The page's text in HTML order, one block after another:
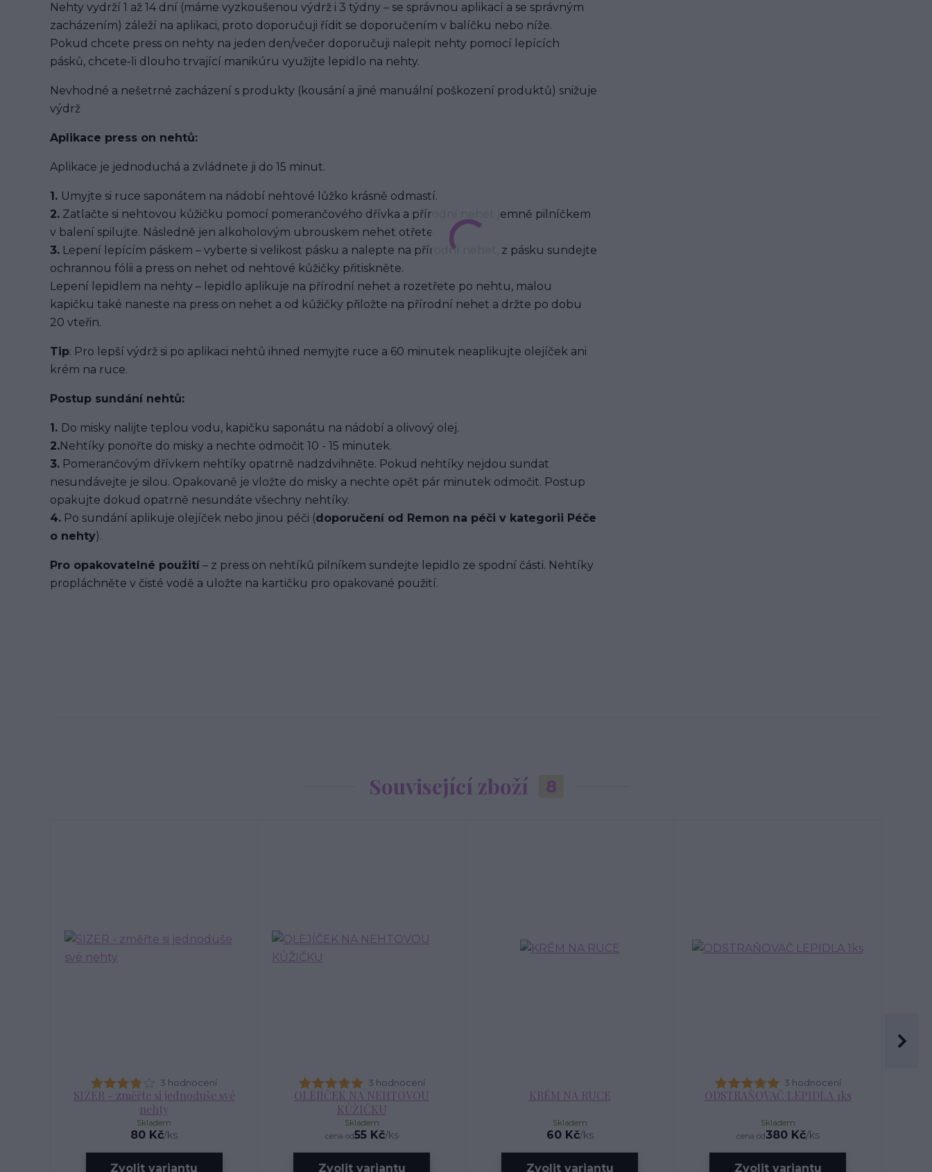
Nehty vydrží 1 až 14 dní (máme vyzkoušenou výdrž i 3 týdny – se správnou aplikací a se správným
zacházením) záleží na aplikaci, proto doporučuji řídit se doporučením v balíčku nebo níže.
Pokud chcete press on nehty na jeden den/večer doporučuji nalepit nehty pomocí lepících
pásků, chcete-li dlouho trvající manikúru využijte lepidlo na nehty.
Nevhodné a nešetrné zacházení s produkty (kousání a jiné manuální poškození produktů) snižuje
výdrž
Aplikace press on nehtů:
Aplikace je jednoduchá a zvládnete ji do 15 minut.
1. Umyjte si ruce saponátem na nádobí nehtové lůžko krásně odmastí.
2. Zatlačte si nehtovou kůžičku pomocí pomerančového dřívka a přírodní nehet jemně pilníčkem
v balení spilujte. Následně jen alkoholovým ubrouskem nehet otřete.
3. Lepení lepícím páskem – vyberte si velikost pásku a nalepte na přírodní nehet, z pásku sundejte
ochrannou fólii a press on nehet od nehtové kůžičky přitiskněte.
Lepení lepidlem na nehty – lepidlo aplikuje na přírodní nehet a rozetřete po nehtu, malou
kapičku také naneste na press on nehet a od kůžičky přiložte na přírodní nehet a držte po dobu
20 vteřin.
Tip: Pro lepší výdrž si po aplikaci nehtů ihned nemyjte ruce a 60 minutek neaplikujte olejíček ani
krém na ruce.
Postup sundání nehtů:
1. Do misky nalijte teplou vodu, kapičku saponátu na nádobí a olivový olej.
2.Nehtíky ponořte do misky a nechte odmočit 10 - 15 minutek.
3. Pomerančovým dřívkem nehtíky opatrně nadzdvihněte. Pokud nehtíky nejdou sundat
nesundávejte je silou. Opakovaně je vložte do misky a nechte opět pár minutek odmočit. Postup
opakujte dokud opatrně nesundáte všechny nehtíky.
4. Po sundání aplikuje olejíček nebo jinou péči (doporučení od Remon na péči v kategorii Péče
o nehty).
Pro opakovatelné použití – z press on nehtíků pilníkem sundejte lepidlo ze spodní části. Nehtíky
propláchněte v čisté vodě a uložte na kartičku pro opakované použití.
Související zboží 8
3 hodnocení
SIZER - změřte si jednoduše své
nehty
80 Kč/ks
Skladem
Zvolit variantu
3 hodnocení
OLEJÍČEK NA NEHTOVOU
KŮŽIČKU
cena od55 Kč/ks
Skladem
Zvolit variantu
KRÉM NA RUCE
60 Kč/ks
Skladem
Zvolit variantu
3 hodnocení
ODSTRAŇOVAČ LEPIDLA 1ks
cena od380 Kč/ks
Skladem
Zvolit variantu